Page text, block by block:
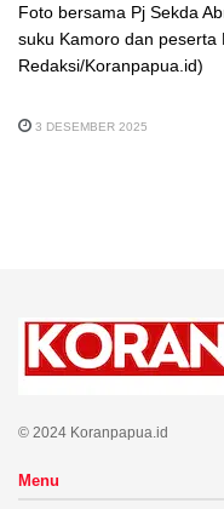
Foto bersama Pj Sekda
suku Kamoro dan peserta
Redaksi/Koranpapua.id)
3 DESEMBER 2025
© 2024 Koranpapua.id
Menu